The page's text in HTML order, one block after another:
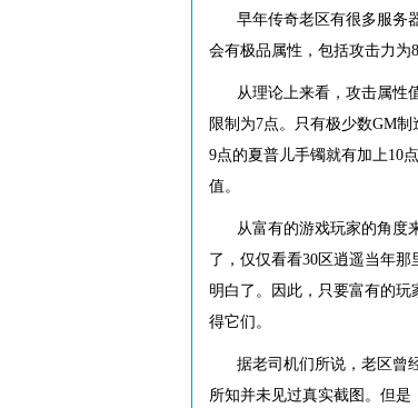
早年传奇老区有很多服务
会有极品属性，包括攻击力为
从理论上来看，攻击属性
限制为7点。只有极少数GM
9点的夏普儿手镯就有加上10
值。
从富有的游戏玩家的角度
了，仅仅看看30区逍遥当年
明白了。因此，只要富有的
得它们。
据老司机们所说，老区曾
所知并未见过真实截图。但